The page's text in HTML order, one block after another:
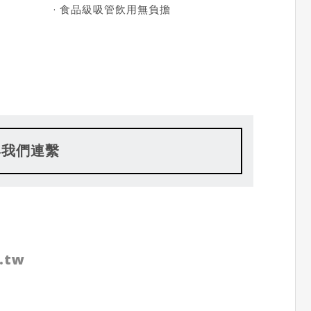
· 食品級吸管飲用無負擔
們連繫